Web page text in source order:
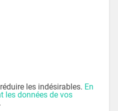
les indésirables. En
les données de vos